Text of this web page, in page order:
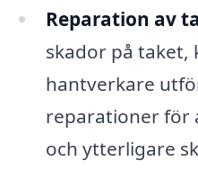
Reparation av
skador på taket,
hantverkare
reparationer för
och ytterligare